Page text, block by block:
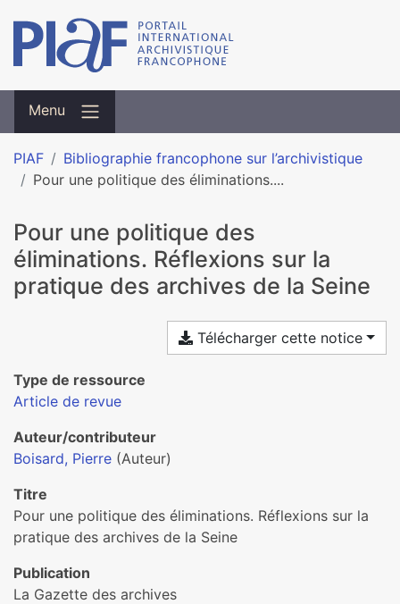
Menu
PIAF
Bibliographie francophone sur l’archivistique
Pour une politique des éliminations....
Pour une politique des
éliminations. Réflexions sur la
pratique des archives de la Seine
Télécharger cette notice
Type de ressource
Article de revue
Auteur/contributeur
Boisard, Pierre (Auteur)
Titre
Pour une politique des éliminations. Réflexions sur la
pratique des archives de la Seine
Publication
La Gazette des archives